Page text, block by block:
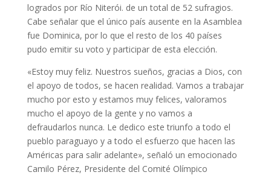
logrados por Río Niterói. de un total de 52 sufragios.
Cabe señalar que el único país ausente en la Asamblea
fue Dominica, por lo que el resto de los 40 países
pudo emitir su voto y participar de esta elección.
«Estoy muy feliz. Nuestros sueños, gracias a Dios, con
el apoyo de todos, se hacen realidad. Vamos a trabajar
mucho por esto y estamos muy felices, valoramos
mucho el apoyo de la gente y no vamos a
defraudarlos nunca. Le dedico este triunfo a todo el
pueblo paraguayo y a todo el esfuerzo que hacen las
Américas para salir adelante», señaló un emocionado
Camilo Pérez, Presidente del Comité Olímpico